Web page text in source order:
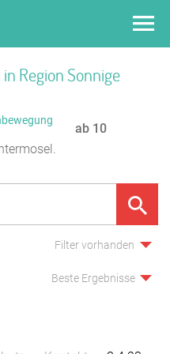
Region Sonnige
1Ferienhaus ab 10
Filter vorhanden
Beste Ergebnisse